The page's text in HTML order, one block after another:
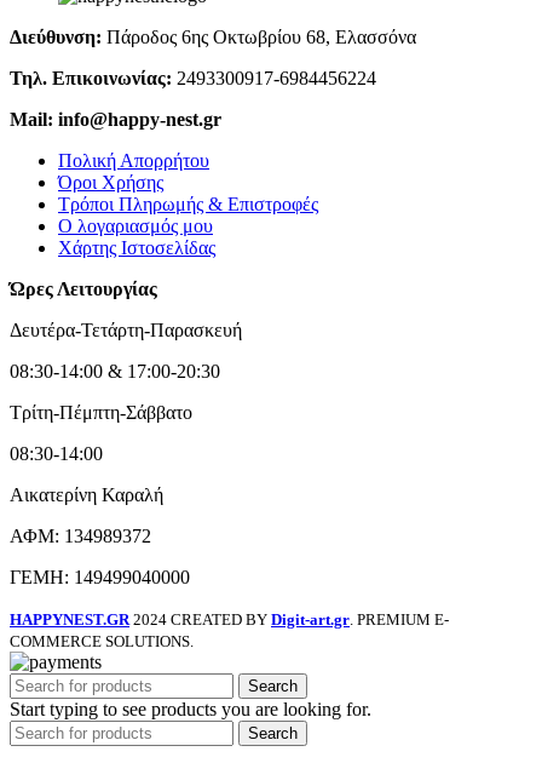
Διεύθυνση: Πάροδος 6ης Οκτωβρίου 68, Ελασσόνα
Τηλ. Επικοινωνίας: 2493300917-6984456224
Mail: info@happy-nest.gr
Πολική Απορρήτου
Όροι Χρήσης
Τρόποι Πληρωμής & Επιστροφές
Ο λογαριασμός μου
Χάρτης Ιστοσελίδας
Ώρες Λειτουργίας
Δευτέρα-Τετάρτη-Παρασκευή
08:30-14:00 & 17:00-20:30
Τρίτη-Πέμπτη-Σάββατο
08:30-14:00
Αικατερίνη Καραλή
ΑΦΜ: 134989372
ΓΕΜΗ: 149499040000
HAPPYNEST.GR 2024 CREATED BY Digit-art.gr . PREMIUM E-
COMMERCE SOLUTIONS.
Search
Start typing to see products you are looking for.
Search